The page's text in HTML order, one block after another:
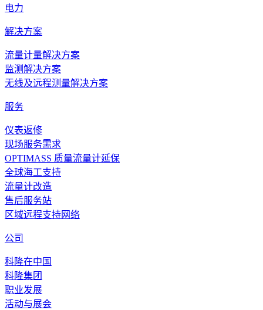
电力
解决方案
流量计量解决方案
监测解决方案
无线及远程测量解决方案
服务
仪表返修
现场服务需求
OPTIMASS 质量流量计延保
全球海工支持
流量计改造
售后服务站
区域远程支持网络
公司
科隆在中国
科隆集团
职业发展
活动与展会